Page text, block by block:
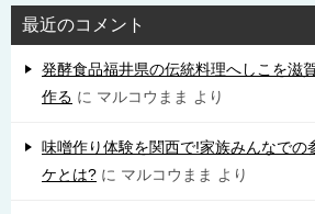
最近のコメント
発酵食品福井県の伝統料理へしこを滋
作る に マルコウまま より
味噌作り体験を関西で!家族みんなでの
ケとは? に マルコウまま より